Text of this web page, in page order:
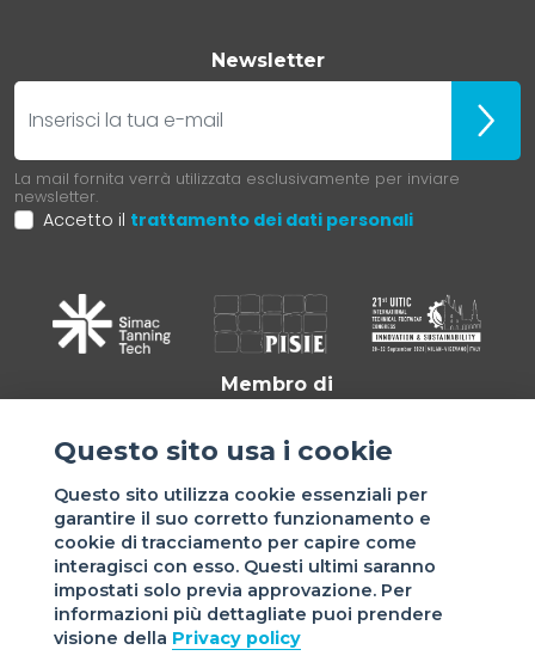
Newsletter
E-mail
Iscriviti
La mail fornita verrà utilizzata esclusivamente per inviare
newsletter.
Accetto il trattamento dei dati personali
Membro di
Sede di VIGEVANO: via Matteotti, 4/a - 27029 Vigevano - PV
- Italy | Sede di MILANO: via Tommaso da Cazzaniga 9/4 |
Questo sito usa i cookie
Questo sito utilizza cookie essenziali per
garantire il suo corretto funzionamento e
cookie di tracciamento per capire come
interagisci con esso. Questi ultimi saranno
impostati solo previa approvazione. Per
informazioni più dettagliate puoi prendere
visione della Privacy policy